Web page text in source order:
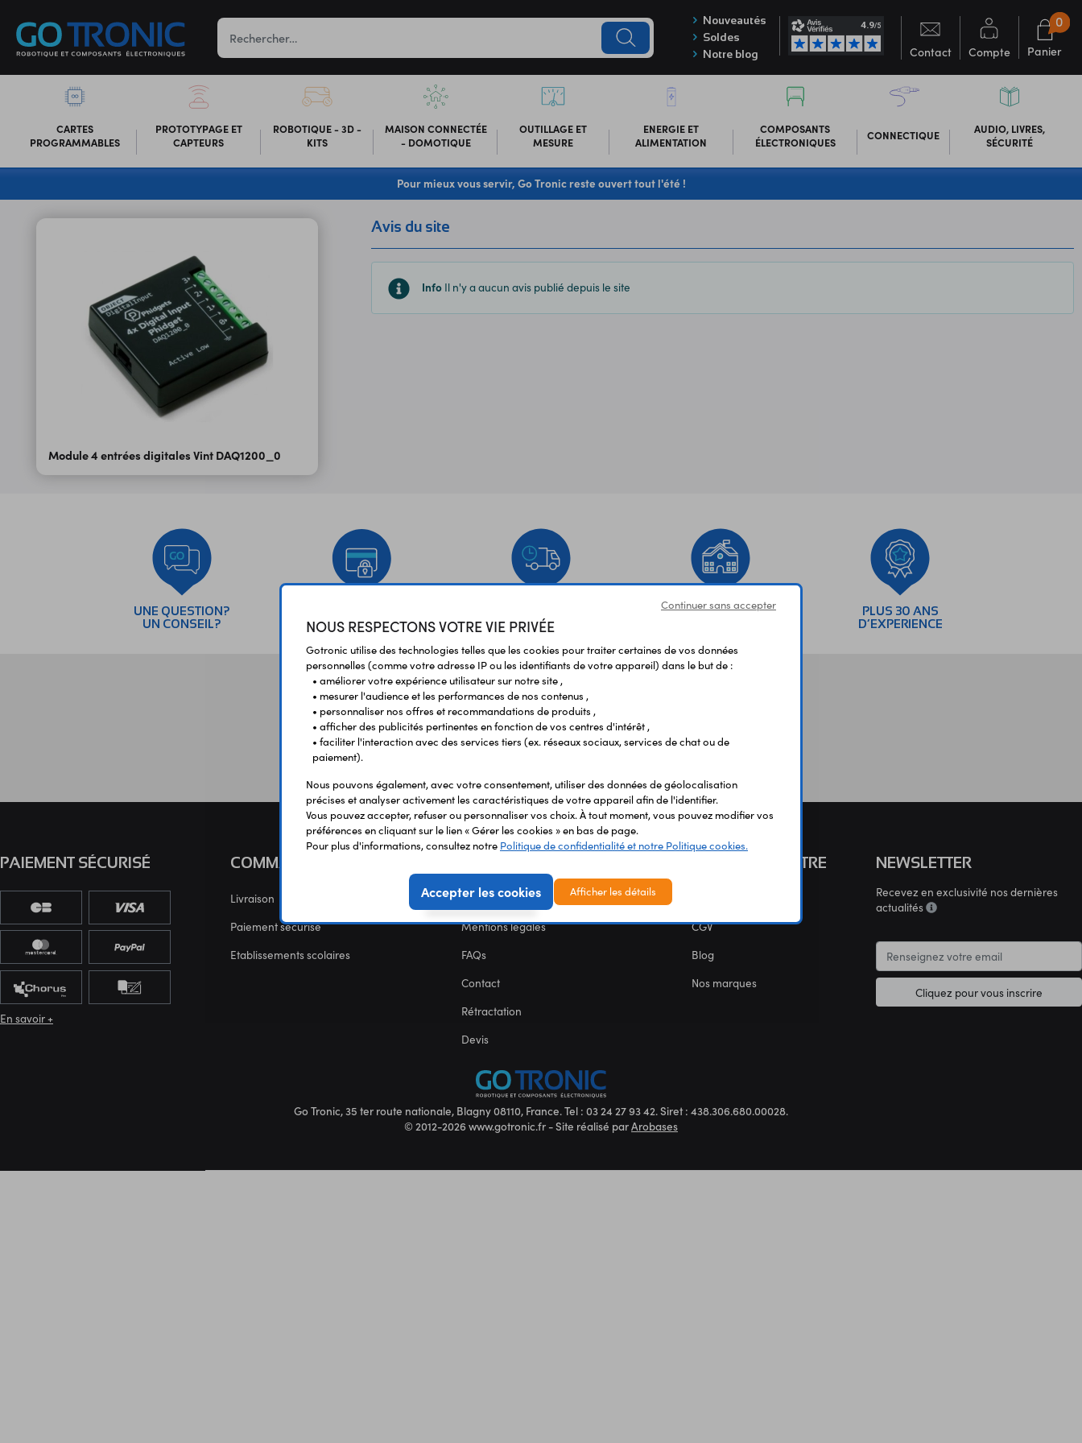
Nouveautés
Soldes
Notre blog
Contact Compte Panier
0
CARTES
PROGRAMMABLES
PROTOTYPAGE ET
CAPTEURS
ROBOTIQUE - 3D -
KITS
MAISON CONNECTÉE
- DOMOTIQUE
OUTILLAGE ET
MESURE
ENERGIE ET
ALIMENTATION
COMPOSANTS
ÉLECTRONIQUES
CONNECTIQUE
AUDIO, LIVRES,
SÉCURITÉ
Pour mieux vous servir, Go Tronic reste ouvert tout l'été !
Module 4 entrées digitales Vint DAQ1200_0
Avis du site
Info Il n'y a aucun avis publié depuis le site
UNE QUESTION?
UN CONSEIL?
SÉCURISÉ
RAPIDE
ÉTABLISSEMENTS
PLUS 30 ANS
D’EXPERIENCE
Vos aviset témoignages
COMMANDE
Livraison
Paiement sécurisé
Etablissements scolaires
Carte des fablabs
Mentions légales
FAQs
Contact
Rétractation
Devis
NOUS CONNAÎTRE
CGV
Blog
Nos marques
NEWSLETTER
Recevez en exclusivité nos dernières
actualités
Cliquez pour vous inscrire
PAIEMENT SÉCURISÉ
En savoir +
Go Tronic, 35 ter route nationale, Blagny 08110, France. Tel : 03 24 27 93 42. Siret : 438.306.680.00028.
© 2012-2026 www.gotronic.fr - Site réalisé parArobases
Continuer sans accepter
NOUS RESPECTONS VOTRE VIE PRIVÉE
Gotronic utilise des technologies telles que les cookies pour traiter certaines de vos données
personnelles (comme votre adresse IP ou les identifiants de votre appareil) dans le but de :
• améliorer votre expérience utilisateur sur notre site ,
• mesurer l'audience et les performances de nos contenus ,
• personnaliser nos offres et recommandations de produits ,
• afficher des publicités pertinentes en fonction de vos centres d'intérêt ,
• faciliter l'interaction avec des services tiers (ex. réseaux sociaux, services de chat ou de
paiement).
Nous pouvons également, avec votre consentement, utiliser des données de géolocalisation
précises et analyser activement les caractéristiques de votre appareil afin de l'identifier.
Vous pouvez accepter, refuser ou personnaliser vos choix. À tout moment, vous pouvez modifier vos
préférences en cliquant sur le lien « Gérer les cookies » en bas de page.
Pour plus d'informations, consultez notre Politique de confidentialité et notre Politique cookies.
Accepter les cookies Afficher les détails